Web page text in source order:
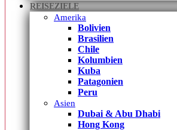
REISEZIELE
Amerika
Bolivien
Brasilien
Chile
Kolumbien
Kuba
Patagonien
Peru
Asien
Dubai & Abu Dhabi
Hong Kong